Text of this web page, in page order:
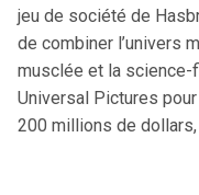
jeu de société de
de combiner l’univers
musclée et la science-
Universal Pictures
200 millions de dollars,